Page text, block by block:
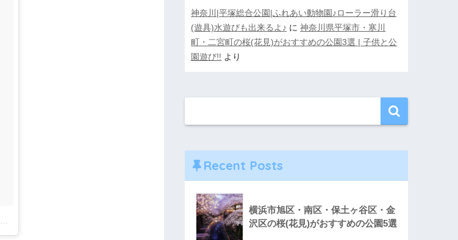
神奈川|平塚総合公園|ふれあい動物園♪ローラー滑り台
(遊具)水遊びも出来るよ♪ に神奈川県平塚市・寒川
町・二宮町の桜(花見)がおすすめの公園3選 | 子供と公
園遊び!! より
Recent Posts
横浜市旭区・南区・保土ヶ谷区・金
沢区の桜(花見)がおすすめの公園5選